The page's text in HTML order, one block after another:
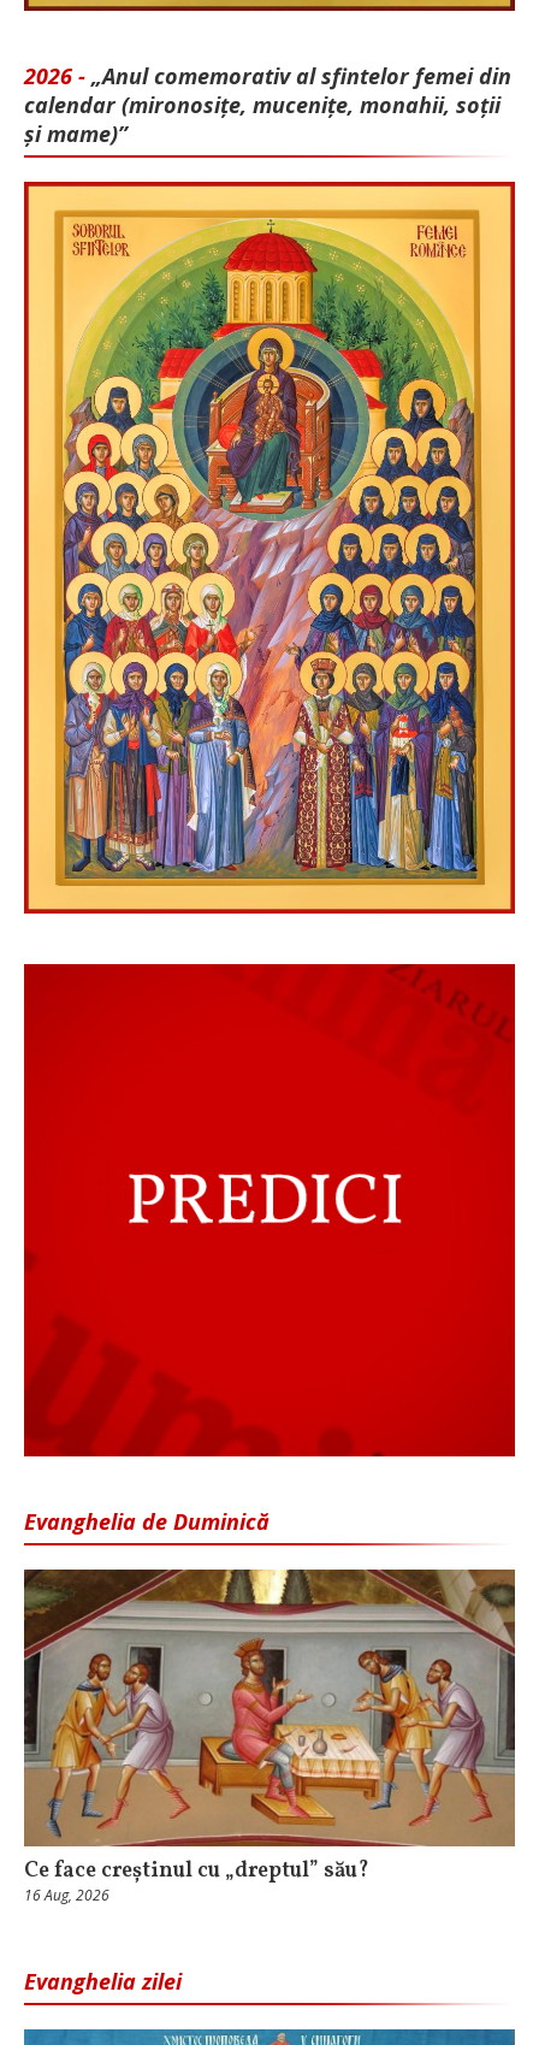
2026 - „Anul comemorativ al sfintelor femei din
calendar (mironosițe, mu­cenițe, monahii, soții
și mame)”
Evanghelia de Duminică
Ce face creștinul cu „dreptul” său?
16 Aug, 2026
Evanghelia zilei